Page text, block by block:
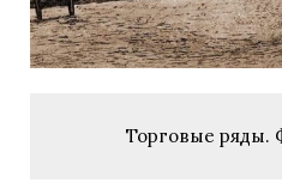
Торговые ряды.